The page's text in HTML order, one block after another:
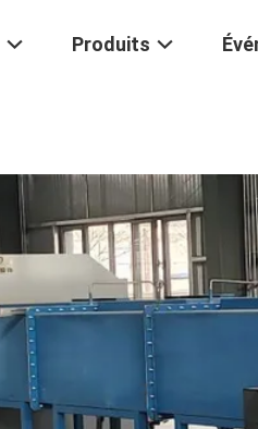
Produits